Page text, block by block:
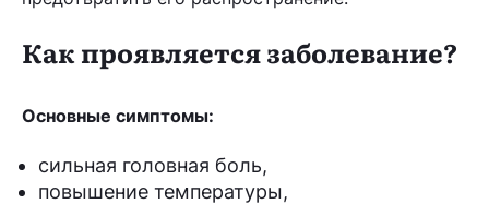
Как проявляется заболевание?
Основные симптомы:
сильная головная боль,
повышение температуры,